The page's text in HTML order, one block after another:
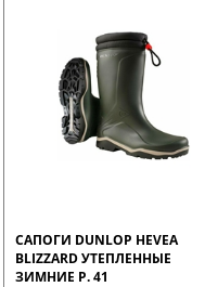
САПОГИ DUNLOP HEVEA
BLIZZARD УТЕПЛЕННЫЕ
ЗИМНИЕ Р. 41